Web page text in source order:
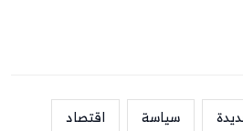
سياسة
اقتصاد